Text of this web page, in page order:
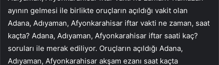
ayının gelmesi ile birlikte oruçların açıldığı vakit olan
Adana, Adıyaman, Afyonkarahisar iftar vakti ne zaman, saat
kaçta? Adana, Adıyaman, Afyonkarahisar iftar saati kaç?
soruları ile merak ediliyor. Oruçların açıldığı Adana,
Adıyaman, Afyonkarahisar akşam ezanı saat kaçta